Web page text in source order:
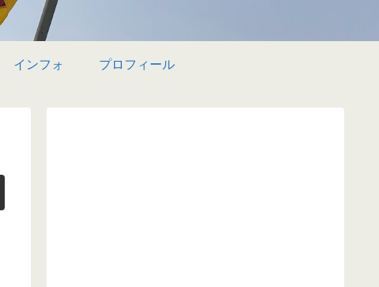
インフォ プロフィール